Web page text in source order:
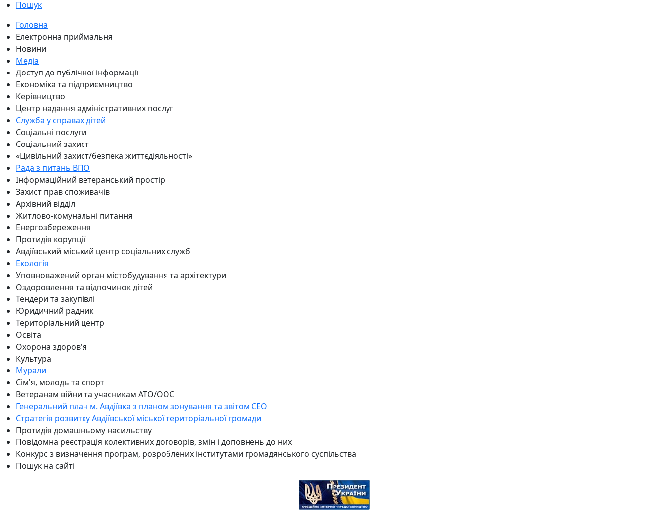
Пошук
Головна
Електронна приймальня
Новини
Медіа
Доступ до публічної інформації
Економіка та підприємництво
Керівництво
Центр надання адміністративних послуг
Служба у справах дітей
Соціальні послуги
Соціальний захист
«Цивільний захист/безпека життєдіяльності»
Рада з питань ВПО
Інформаційний ветеранський простір
Захист прав споживачів
Архівний відділ
Житлово-комунальні питання
Енергозбереження
Протидія корупції
Авдіївський міський центр соціальних служб
Екологія
Уповноважений орган містобудування та архітектури
Оздоровлення та відпочинок дітей
Тендери та закупівлі
Юридичний радник
Територіальний центр
Освіта
Охорона здоров'я
Культура
Мурали
Сім'я, молодь та спорт
Ветеранам війни та учасникам АТО/ООС
Генеральний план м. Авдіївка з планом зонування та звітом СЕО
Стратегія розвитку Авдіївської міської територіальної громади
Протидія домашньому насильству
Повідомна реєстрація колективних договорів, змін і доповнень до них
Конкурс з визначення програм, розроблених інститутами громадянського суспільства
Пошук на сайті